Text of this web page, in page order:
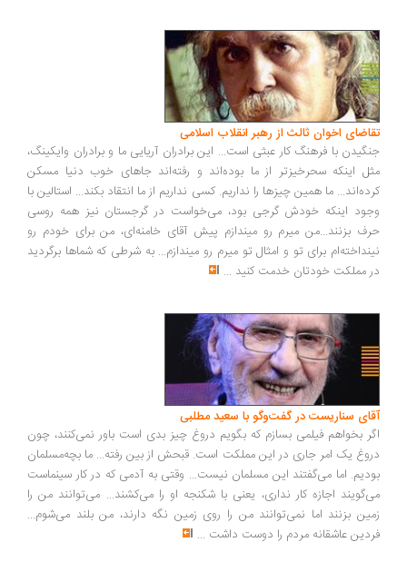
اخوان ثالث از رهبر انقلاب اسلامی
با فرهنگ کار عبثی است... این برادران آریایی ما و برادران وایکینگ،
اینکه سحرخیزتر از ما بوده‌اند و رفته‌اند جاهای خوب دنیا مسکن
ما همین چیزها را نداریم. کسی نداریم از ما انتقاد بکند... استالین با
اینکه خودش گرجی بود، می‌خواست در گرجستان نیز همه روسی
بزنند...من میرم رو میندازم پیش آقای خامنه‌ای، من برای خودم رو
برای تو و امثال تو میرم رو میندازم... به شرطی که شماها برگردید
مملکت خودتان خدمت کنید...
سناریست در گفت‌وگو با سعید مطلبی
بخواهم فیلمی بسازم که بگویم دروغ چیز بدی است باور نمی‌کنند، چون
یک امر جاری در این مملکت است. قبحش از بین رفته... ما بچه‌مسلمان
اما می‌گفتند این مسلمان نیست... وقتی به آدمی که در کار سینماست
اجازه کار نداری، یعنی با شکنجه او را می‌کشند... می‌توانند من را
بزنند اما نمی‌توانند من را روی زمین نگه دارند، من بلند می‌شوم...
عاشقانه مردم را دوست داشت ...